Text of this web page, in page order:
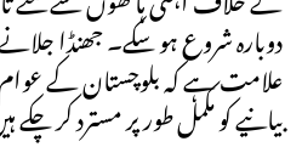
دوبارہ شروع ہو سکے۔ جھنڈا
علامت ہے کہ بلوچستان کے
بیانیے کو مکمل طور پر مسترد کر چکے